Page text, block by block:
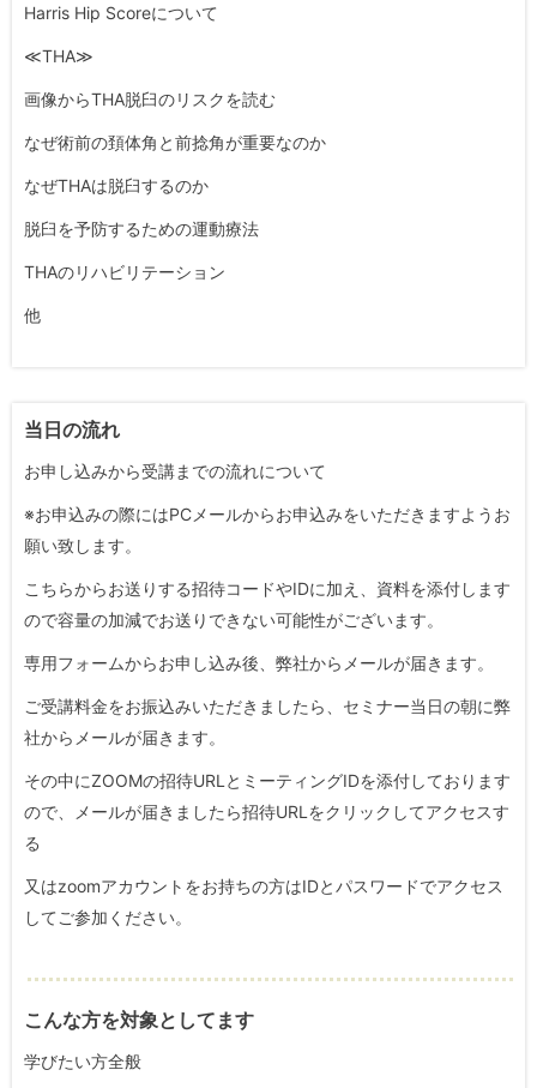
Harris Hip Scoreについて
≪THA≫
画像からTHA脱臼のリスクを読む
なぜ術前の頚体角と前捻角が重要なのか
なぜTHAは脱臼するのか
脱臼を予防するための運動療法
THAのリハビリテーション
他
当日の流れ
お申し込みから受講までの流れについて
※お申込みの際にはPCメールからお申込みをいただきますようお
願い致します。
こちらからお送りする招待コードやIDに加え、資料を添付します
ので容量の加減でお送りできない可能性がございます。
専用フォームからお申し込み後、弊社からメールが届きます。
ご受講料金をお振込みいただきましたら、セミナー当日の朝に弊
社からメールが届きます。
その中にZOOMの招待URLとミーティングIDを添付しております
ので、メールが届きましたら招待URLをクリックしてアクセスす
る
又はzoomアカウントをお持ちの方はIDとパスワードでアクセス
してご参加ください。
こんな方を対象としてます
学びたい方全般